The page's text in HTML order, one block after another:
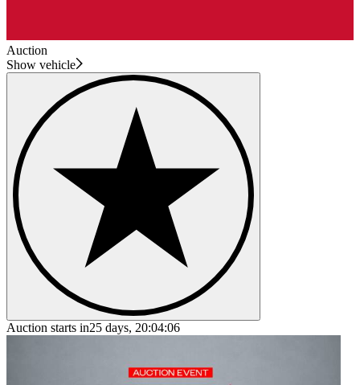
Auction
Show vehicle
Auction starts in25 days, 20:04:06